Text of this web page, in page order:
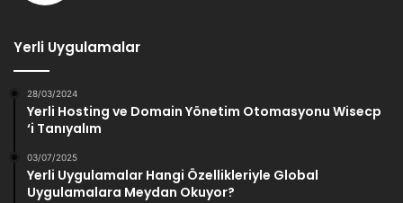
Yerli Uygulamalar
28/03/2024
Yerli Hosting ve Domain Yönetim Otomasyonu Wisecp
‘i Tanıyalım
03/07/2025
Yerli Uygulamalar Hangi Özellikleriyle Global
Uygulamalara Meydan Okuyor?